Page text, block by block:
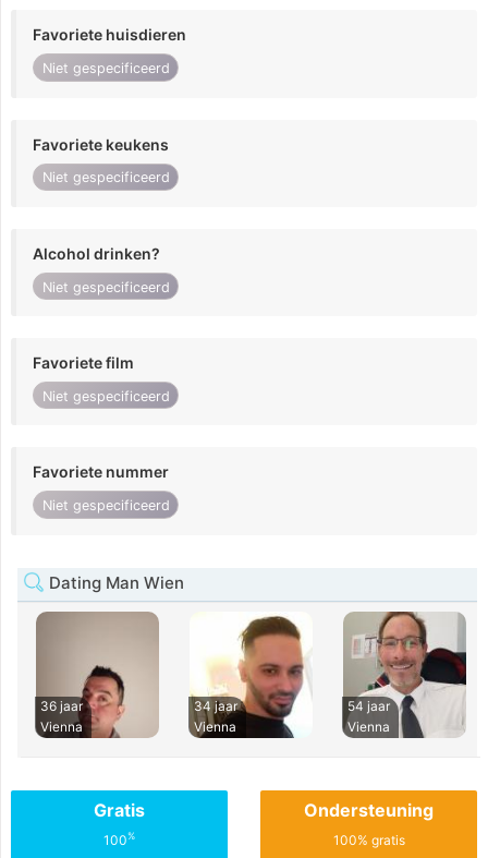
Favoriete huisdieren
Niet gespecificeerd
Favoriete keukens
Niet gespecificeerd
Alcohol drinken?
Niet gespecificeerd
Favoriete film
Niet gespecificeerd
Favoriete nummer
Niet gespecificeerd
Dating Man Wien
36 jaar
Vienna
34 jaar
Vienna
54 jaar
Vienna
Gratis
100%
Ondersteuning
100% gratis